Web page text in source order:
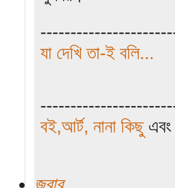
যা দেখি তা-ই বলি...
বই,আর্ট, নানা কিছু
জবাব